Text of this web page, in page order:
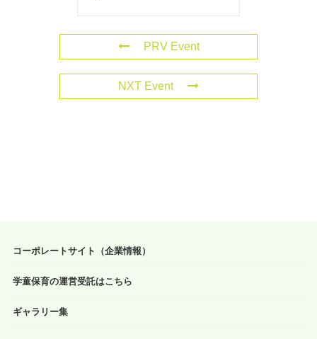
PRV Event
NXT Event
コーポレートサイト（企業情報）
学童保育の運営受託はこちら
ギャラリー集